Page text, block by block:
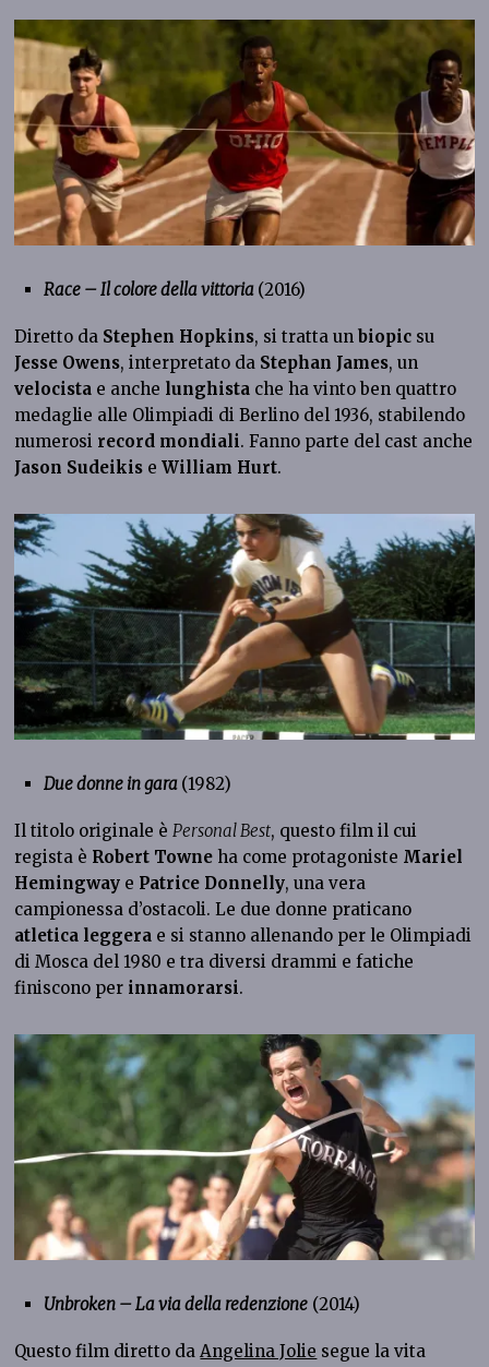
Race – Il colore della vittoria (2016)
Diretto da Stephen Hopkins, si tratta unbiopic su
Jesse Owens, interpretato da Stephan James, un
velocista e anche lunghista che ha vinto ben quattro
medaglie alle Olimpiadi di Berlino del 1936, stabilendo
numerosi record mondiali. Fanno parte del cast anche
Jason Sudeikis eWilliam Hurt.
Due donne in gara (1982)
Il titolo originale èPersonal Best, questo film il cui
regista è Robert Towne ha come protagoniste Mariel
Hemingway e Patrice Donnelly, una vera
campionessa d’ostacoli. Le due donne praticano
atletica leggera e si stanno allenando per le Olimpiadi
di Mosca del 1980 e tra diversi drammi e fatiche
finiscono per innamorarsi.
Unbroken – La via della redenzione(2014)
Questo film diretto daAngelina Jolie segue la vita